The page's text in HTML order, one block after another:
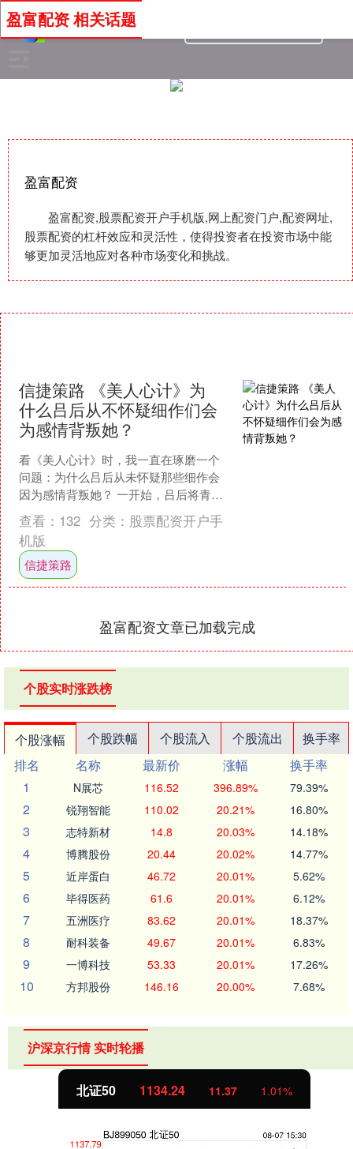
盈富配资
盈富配资,股票配资开户手机版,网上配资门户,配资网址,
股票配资的杠杆效应和灵活性，使得投资者在投资市场中能
够更加灵活地应对各种市场变化和挑战。
盈富配资 相关话题
信捷策路 《美人心计》为
什么吕后从不怀疑细作们会
为感情背叛她？
看《美人心计》时，我一直在琢磨一个
问题：为什么吕后从未怀疑那些细作会
因为感情背叛她？ 一开始，吕后将青宁
培养成了建章宫最得力的细作，青宁不
仅聪明机警，还深得吕后....
查看： 132 分类： 股票配资开户手
机版
信捷策路
盈富配资文章已加载完成
个股实时涨跌榜
个股涨幅 个股跌幅 个股流入 个股流出
换手率
排名
名称 最新价 涨幅
换手率
1
N展芯 116.52 396.89% 79.39%
2 锐翔智能 110.02 20.21% 16.80%
3 志特新材 14.8 20.03% 14.18%
4 博腾股份 20.44 20.02% 14.77%
5 近岸蛋白 46.72 20.01% 5.62%
6 毕得医药 61.6 20.01% 6.12%
7 五洲医疗 83.62 20.01% 18.37%
8 耐科装备 49.67 20.01% 6.83%
9 一博科技 53.33 20.01% 17.26%
10 方邦股份 146.16 20.00% 7.68%
沪深京行情 实时轮播
北证50 1134.24 11.37 1.01%